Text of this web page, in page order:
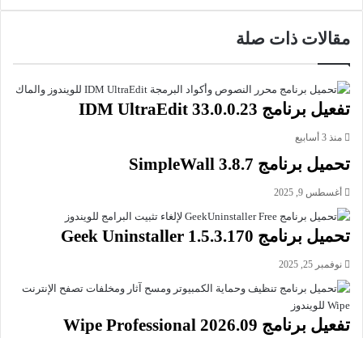
بفضل واجهته البسيطة والمباشرة، يمكن للمبتدئين استخدام
ConvertXtoDVD دون الحاجة لخبرة تقنية كبيرة. البرنامج متوافق
مع أنظمة تشغيل ويندوز ويعتبر خياراً ممتازاً لمن يرغبون في تحويل
ملفات الفيديو الخاصة بهم إلى أقراص DVD لتشغيلها على أجهزة
باختصار، VSO ConvertXtoDVD هو أداة فعالة وشاملة لتحويل وإنتاج
أقراص DVD بجودة عالية، تجمع بين سهولة الاستخدام والميزات
المتقدمة التي تلبي احتياجات المستخدمين المختلفة.
معلومات تقنية عن البرنامج:
اسم الملف: vso_convertxtodvd64_setup_7.5.0.137.exe
الإصدار: 7.5.0.137
مقالات ذات صلة
تفعيل برنامج IDM UltraEdit 33.0.0.23
منذ 3 أسابيع
تحميل برنامج SimpleWall 3.8.7
أغسطس 9, 2025
تحميل برنامج Geek Uninstaller 1.5.3.170
نوفمبر 25, 2025
تفعيل برنامج Wipe Professional 2026.09